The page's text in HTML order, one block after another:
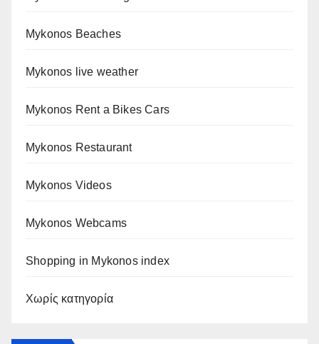
Mykonos Beaches
Mykonos live weather
Mykonos Rent a Bikes Cars
Mykonos Restaurant
Mykonos Videos
Mykonos Webcams
Shopping in Mykonos index
Χωρίς κατηγορία